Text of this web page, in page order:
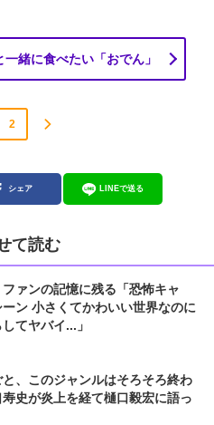
緒に食べたい「おでん」
2
シェア LINEで送る
て読む
ファンの記憶に残る「恐怖キャ
ン 小さくてかわいい世界なのに
してヤバイ...」
と、このジャンルはそろそろ終わ
寿史が炎上を経て樋口毅宏に語っ